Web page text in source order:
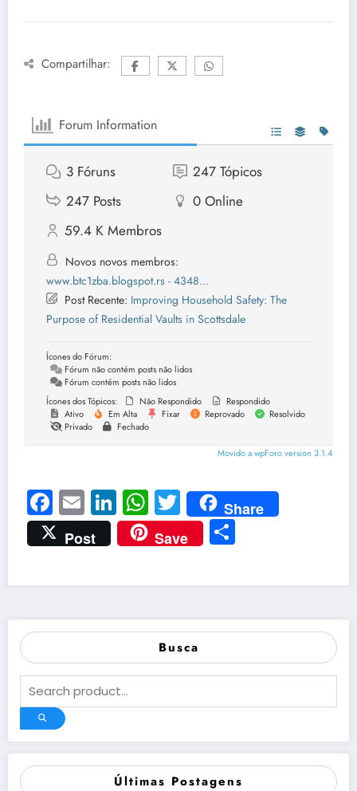
Compartilhar:
Forum Information
3 Fóruns 247 Tópicos
247 Posts 0 Online
59.4 K Membros
Novos novos membros:
www.btc1zba.blogspot.rs - 4348...
Post Recente: Improving Household Safety: The
Purpose of Residential Vaults in Scottsdale
Ícones do Fórum:
Fórum não contém posts não lidos
Fórum contém posts não lidos
Ícones dos Tópicos:
Não Respondido
Respondido
Ativo
Em Alta Fixar Reprovado
Resolvido
Privado
Fechado
Movido a wpForo version 3.1.4
Facebook
EmailLinkedIn
WhatsApp
Twitter
Share
Post
Save
Busca
Últimas Postagens